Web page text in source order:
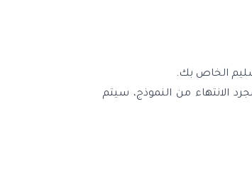
الخاص بك.
الانتهاء من النموذج، سيتم